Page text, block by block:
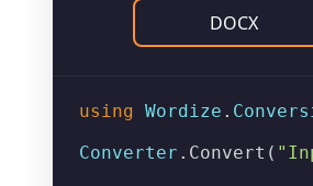
DOCX
using Wordize .
Converter . Convert (